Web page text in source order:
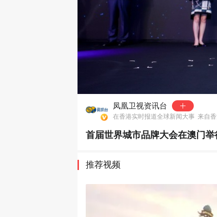
凤凰卫视资讯台
在香港实时报道全球新闻大事 来自
首届世界城市品牌大会在澳门
推荐视频